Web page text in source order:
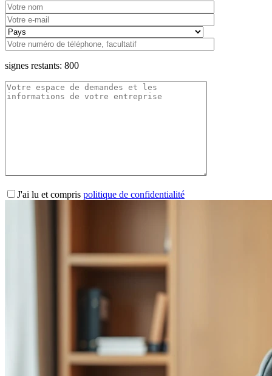
signes restants: 800
J'ai lu et compris politique de confidentialité